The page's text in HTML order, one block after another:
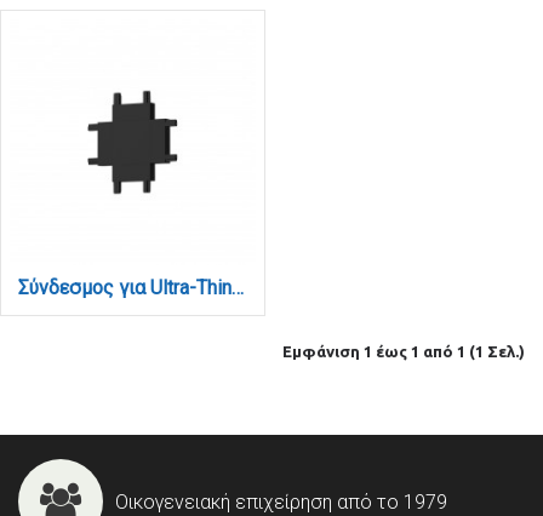
Σύνδεσμος για Ultra-Thin μαγνητική ράγα σε μαύρη απόχρωση (TC023-BL)
Εμφάνιση 1 έως 1 από 1 (1 Σελ.)
Οικογενειακή επιχείρηση από το 1979